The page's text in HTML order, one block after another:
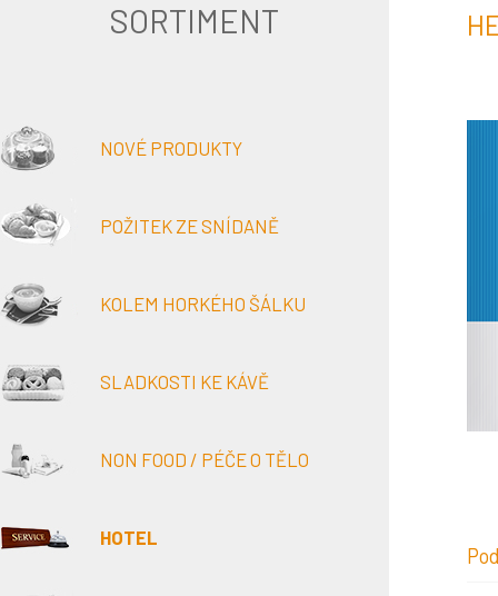
SORTIMENT
NOVÉ PRODUKTY
POŽITEK ZE SNÍDANĚ
KOLEM HORKÉHO ŠÁLKU
SLADKOSTI KE KÁVĚ
NON FOOD / PÉČE O TĚLO
HOTEL